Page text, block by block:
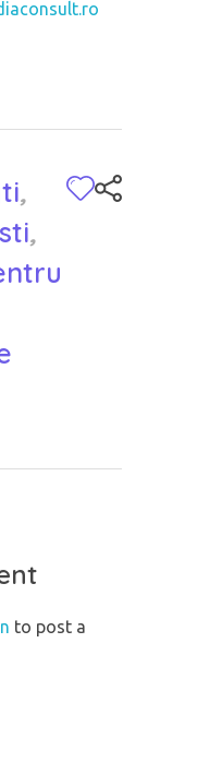
,
,
to post a